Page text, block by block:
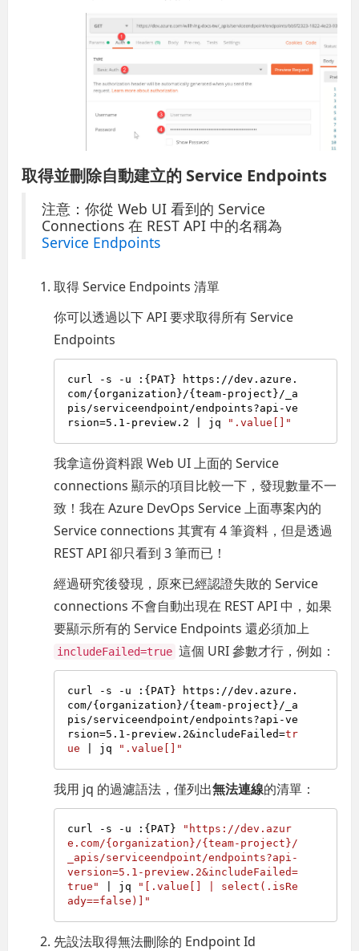
取得並刪除自動建立的 Service Endpoints
注意：你從 Web UI 看到的 Service
Connections 在 REST API 中的名稱為
Service Endpoints
取得 Service Endpoints 清單
你可以透過以下 API 要求取得所有 Service
Endpoints
curl -s -u :{PAT} https://dev.azure.
com/{organization}/{team-project}/_a
pis/serviceendpoint/endpoints?api-ve
rsion=5.1-preview.2 | jq
".value[]"
我拿這份資料跟 Web UI 上面的 Service
connections 顯示的項目比較一下，發現數量不一
致！我在 Azure DevOps Service 上面專案內的
Service connections 其實有 4 筆資料，但是透過
REST API 卻只看到 3 筆而已！
經過研究後發現，原來已經認證失敗的 Service
connections 不會自動出現在 REST API 中，如果
要顯示所有的 Service Endpoints 還必須加上
includeFailed=true 這個 URI 參數才行，例如：
curl -s -u :{PAT} https://dev.azure.
com/{organization}/{team-project}/_a
pis/serviceendpoint/endpoints?api-ve
rsion=5.1-preview.2&includeFailed=tr
ue | jq ".value[]"
我用 jq 的過濾語法，僅列出無法連線的清單：
curl -s -u :{PAT}
"https://dev.azur
e.com/{organization}/{team-project}/
_apis/serviceendpoint/endpoints?api-
version=5.1-preview.2&includeFailed=
true"
| jq
"[.value[] | select(.isRe
ady==false)]"
先設法取得無法刪除的 Endpoint Id